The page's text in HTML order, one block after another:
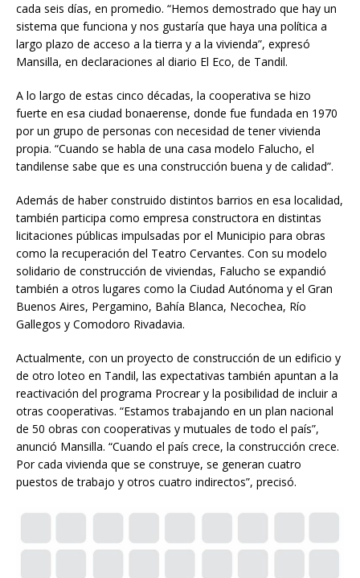
cada seis días, en promedio. “Hemos demostrado que hay un
sistema que funciona y nos gustaría que haya una política a
largo plazo de acceso a la tierra y a la vivienda”, expresó
Mansilla, en declaraciones al diario El Eco, de Tandil.
A lo largo de estas cinco décadas, la cooperativa se hizo
fuerte en esa ciudad bonaerense, donde fue fundada en 1970
por un grupo de personas con necesidad de tener vivienda
propia. “Cuando se habla de una casa modelo Falucho, el
tandilense sabe que es una construcción buena y de calidad”.
Además de haber construido distintos barrios en esa localidad,
también participa como empresa constructora en distintas
licitaciones públicas impulsadas por el Municipio para obras
como la recuperación del Teatro Cervantes. Con su modelo
solidario de construcción de viviendas, Falucho se expandió
también a otros lugares como la Ciudad Autónoma y el Gran
Buenos Aires, Pergamino, Bahía Blanca, Necochea, Río
Gallegos y Comodoro Rivadavia.
Actualmente, con un proyecto de construcción de un edificio y
de otro loteo en Tandil, las expectativas también apuntan a la
reactivación del programa Procrear y la posibilidad de incluir a
otras cooperativas. “Estamos trabajando en un plan nacional
de 50 obras con cooperativas y mutuales de todo el país”,
anunció Mansilla. “Cuando el país crece, la construcción crece.
Por cada vivienda que se construye, se generan cuatro
puestos de trabajo y otros cuatro indirectos”, precisó.